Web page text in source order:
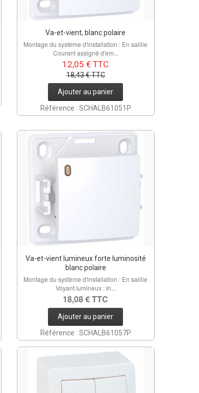
Va-et-vient, blanc polaire
Montage du système d'installation : En saillie
Courant assigné d'em...
12,05 € TTC
18,43 € TTC
Ajouter au panier
Référence : SCHALB61051P
Va-et-vient lumineux forte luminosité
blanc polaire
Montage du système d'installation : En saillie
Voyant lumineux : In...
18,08 € TTC
Ajouter au panier
Référence : SCHALB61057P